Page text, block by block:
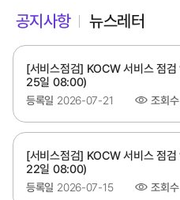
공지사항 뉴스레터
[서비스점검] KOCW 서비스 점
25일 08:00)
등록일 2026-07-21 조회수
[서비스점검] KOCW 서비스 점
22일 08:00)
등록일 2026-07-15 조회수